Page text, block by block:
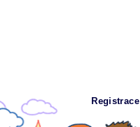
Registrace